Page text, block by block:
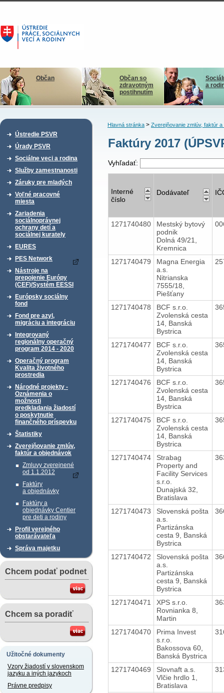
Občan
Občan so
zdravotným
postihnutím
a
Ústredie PSVR
Úrady PSVR
Sociálne veci a rodina
Služby zamestnanosti
Záruky pre mladých
Voľné pracovné
miesta
Zariadenia
sociálnoprávnej
ochrany detí a
sociálnej kurately
EURES
PES Network
Nástroje na
prepojenie Európy
(CEF)/Systém EESSI
Európsky sociálny
fond
Fond pre azyl,
migráciu a integráciu
Integrovaný
regionálny operačný
program 2014 - 2020
Operačný program
Kvalita životného
prostredia
Národné projekty -
Oznámenia o
možnosti
predkladania žiadostí
o poskytnutie
finančného príspevku
Štatistiky
Zverejňovanie zmlúv,
faktúr a objednávok
Zmluvy zverejnené
od 1.1.2012
Faktúry
a objednávky
Faktúry a
objednávky Centier
pre deti a rodiny
Profil verejného
obstarávateľa
Správa majetku
Chcem podať podnet
Chcem sa poradiť
Užitočné dokumenty
Vzory žiadostí v slovenskom
jazyku a iných jazykoch
Právne predpisy
Hlavná stránka> Zverejňovanie zmlúv, faktúr a
Faktúry 2017
Vyhľadať:
Interné
číslo
Dodávateľ
1271740480
Mestský bytový
podnik
Dolná 49/21,
Kremnica
1271740479
Magna Energia
a.s.
Nitrianska
7555/18,
Piešťany
1271740478
BCF s.r.o.
Zvolenská cesta
14, Banská
Bystrica
1271740477
BCF s.r.o.
Zvolenská cesta
14, Banská
Bystrica
1271740476
BCF s.r.o.
Zvolenská cesta
14, Banská
Bystrica
1271740475
BCF s.r.o.
Zvolenská cesta
14, Banská
Bystrica
1271740474
Strabag
Property and
Facility Services
s.r.o.
Dunajská 32,
Bratislava
1271740473
Slovenská pošta
a.s.
Partizánska
cesta 9, Banská
Bystrica
1271740472
Slovenská pošta
a.s.
Partizánska
cesta 9, Banská
Bystrica
1271740471
XPS s.r.o.
Rovnianka 8,
Martin
1271740470
Prima Invest
s.r.o.
Bakossova 60,
Banská Bystrica
1271740469
Slovnaft a.s.
Vlčie hrdlo 1,
Bratislava